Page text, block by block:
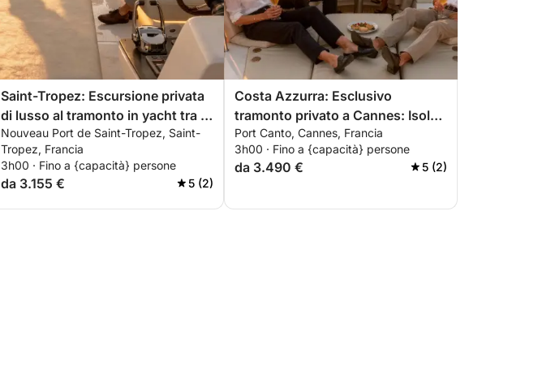
Saint-Tropez: Escursione privata
di lusso al tramonto in yacht tra le
montagne dell'Estérel con
aperitivo, paddleboarding e
snorkeling.
Nouveau Port de Saint-Tropez, Saint-
Tropez, Francia
3h00 · Fino a {capacità} persone
da 3.155 € 5 (2)
Costa Azzurra: Esclusivo
tramonto privato a Cannes: Isole
di Lérins e aperitivo premium
Port Canto, Cannes, Francia
3h00 · Fino a {capacità} persone
da 3.490 € 5 (2)